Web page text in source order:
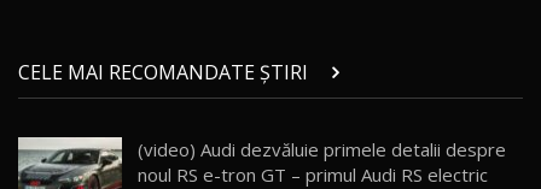
21
Micul BYD Dolphin Surf / Test Drive
AutoBlog.MD
16:59
22
Noua Mazda 6e / Test Drive AutoBlog.MD
26:59
CELE MAI RECOMANDATE ȘTIRI
(video) Audi dezvăluie primele detalii despre
noul RS e-tron GT – primul Audi RS electric